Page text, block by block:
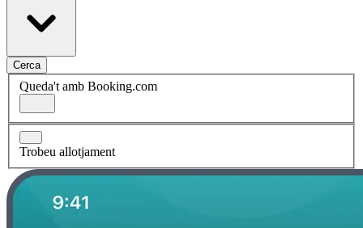
Cerca
Queda't amb Booking.com
Trobeu allotjament